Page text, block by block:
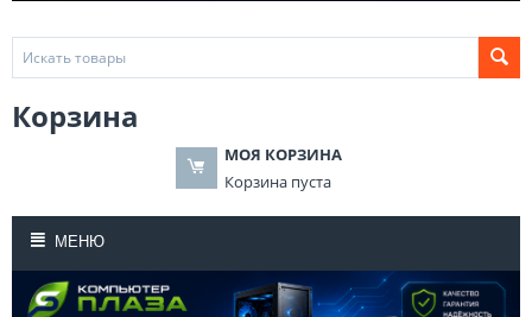
Корзина
МОЯ КОРЗИНА
Корзина пуста
МЕНЮ